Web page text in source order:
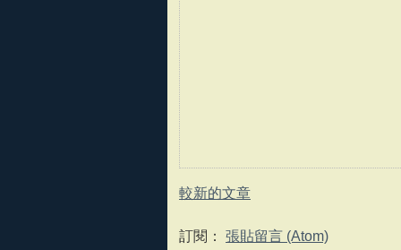
較新的文章
訂閱： 張貼留言 (Atom)